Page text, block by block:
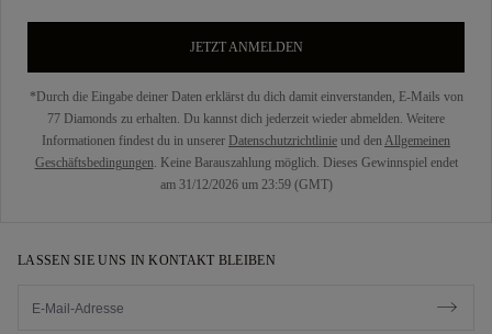
JETZT ANMELDEN
*Durch die Eingabe deiner Daten erklärst du dich damit einverstanden, E-Mails von
77 Diamonds zu erhalten. Du kannst dich jederzeit wieder abmelden. Weitere
Informationen findest du in unserer Datenschutzrichtlinie und denAllgemeinen
Geschäftsbedingungen. Keine Barauszahlung möglich. Dieses Gewinnspiel endet
am 31/12/2026 um 23:59 (GMT)
LASSEN SIE UNS IN KONTAKT BLEIBEN